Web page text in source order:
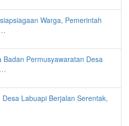
Warga, Pemerintah
Badan Permusyawaratan Desa
Desa Labuapi Berjalan Serentak,